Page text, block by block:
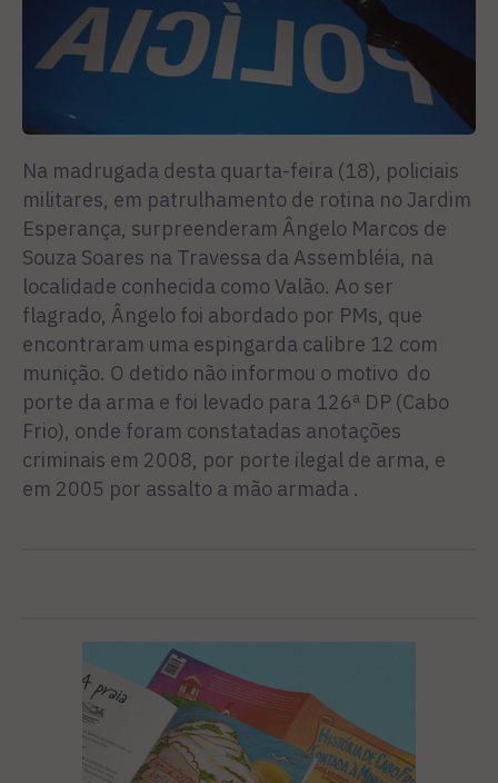
Na madrugada desta quarta-feira (18), policiais
militares, em patrulhamento de rotina no Jardim
Esperança, surpreenderam Ângelo Marcos de
Souza Soares na Travessa da Assembléia, na
localidade conhecida como Valão. Ao ser
flagrado, Ângelo foi abordado por PMs, que
encontraram uma espingarda calibre 12 com
munição. O detido não informou o motivo do
porte da arma e foi levado para 126ª DP (Cabo
Frio), onde foram constatadas anotações
criminais em 2008, por porte ilegal de arma, e
em 2005 por assalto a mão armada .